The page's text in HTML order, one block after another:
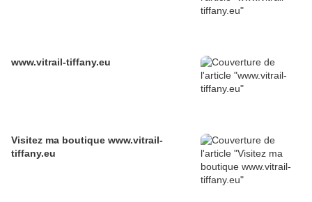
www.vitrail-tiffany.eu
Visitez ma boutique www.vitrail-
tiffany.eu